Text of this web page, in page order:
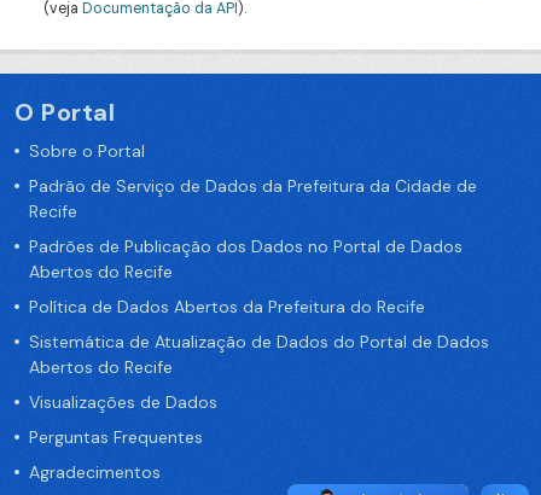
(veja Documentação da API).
O Portal
Sobre o Portal
Padrão de Serviço de Dados da Prefeitura da Cidade de
Recife
Padrões de Publicação dos Dados no Portal de Dados
Abertos do Recife
Política de Dados Abertos da Prefeitura do Recife
Sistemática de Atualização de Dados do Portal de Dados
Abertos do Recife
Visualizações de Dados
Perguntas Frequentes
Agradecimentos